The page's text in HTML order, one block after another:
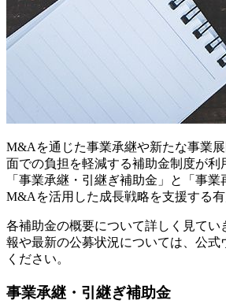
M&Aを通じた事業承継や新たな事業
面での負担を軽減する補助金制度が利
「事業承継・引継ぎ補助金」と「事業
M&Aを活用した成長戦略を支援する有
各補助金の概要について詳しく見てい
報や最新の公募状況については、公式
ください。
事業承継・引継ぎ補助金